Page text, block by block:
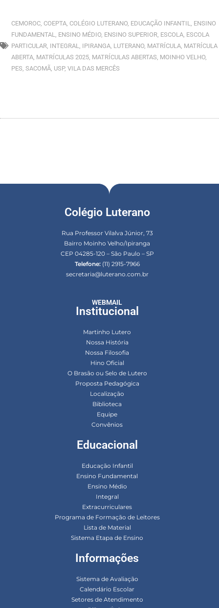
CEMOROC COEPTA COLÉGIO LUTERANO EDUCAÇÃO INFANTIL
ENSINO
FUNDAMENTAL
ENSINO MÉDIO ENSINO SUPERIOR ESCOLA ESCOLA
PARTICULAR INTEGRAL IPIRANGA LUTERANO MATRÍCULA MATRÍCULA
ABERTA MATRÍCULAS 2025 MATRÍCULAS ABERTAS MOINHO VELHO
PES SACOMÃ USP, VILA DAS MERCÊS
Colégio Luterano
Rua Professor Vilalva Júnior, 73
Bairro Moinho Velho/Ipiranga
CEP 04285-120 – São Paulo – SP
Telefone:(11) 2915-7966
secretaria@luterano.com.br
WEBMAIL
Institucional
Martinho Lutero
Nossa História
Nossa Filosofia
Hino Oficial
O Brasão ou Selo de Lutero
Proposta Pedagógica
Localização
Biblioteca
Equipe
Convênios
Educacional
Educação Infantil
Ensino Fundamental
Ensino Médio
Integral
Extracurriculares
Programa de Formação de Leitores
Lista de Material
Sistema Etapa de Ensino
Informações
Sistema de Avaliação
Calendário Escolar
Setores de Atendimento